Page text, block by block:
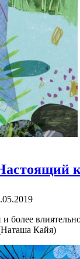
и более
Кайя)